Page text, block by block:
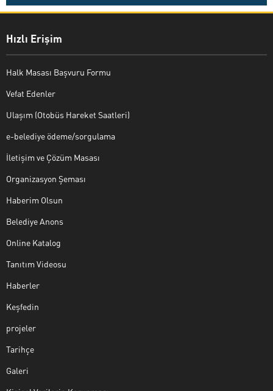
Hızlı Erişim
Halk Masası Başvuru Formu
Vefat Edenler
Ulaşım (Otobüs Hareket Saatleri)
e-belediye ödeme/sorgulama
İletişim ve Çözüm Masası
Organizasyon Şeması
Haberim Olsun
Belediye Anons
Online Katalog
Tanıtım Videosu
Haberler
Keşfedin
projeler
Tarihçe
Galeri